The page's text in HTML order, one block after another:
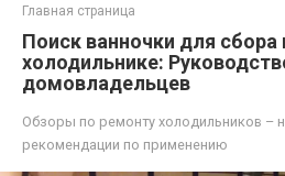
Главная страница
Поиск ванночки для сбора
холодильнике:
домовладельцев
Обзоры по ремонту холодильников –
рекомендации по применению